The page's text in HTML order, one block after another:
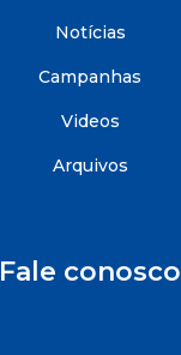
Notícias
Campanhas
Videos
Arquivos
Fale conosco